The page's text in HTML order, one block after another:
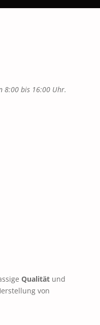
8:00 bis 16:00 Uhr.
Qualität und
von